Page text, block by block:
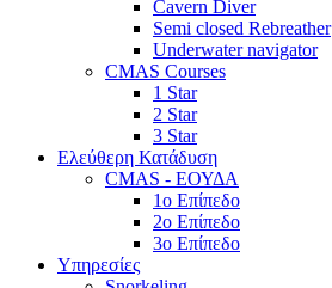
Cavern Diver
Semi closed Rebreather
Underwater navigator
CMAS Courses
1 Star
2 Star
3 Star
Ελεύθερη Κατάδυση
CMAS - ΕΟΥΔΑ
1ο Επίπεδο
2ο Επίπεδο
3ο Επίπεδο
Υπηρεσίες